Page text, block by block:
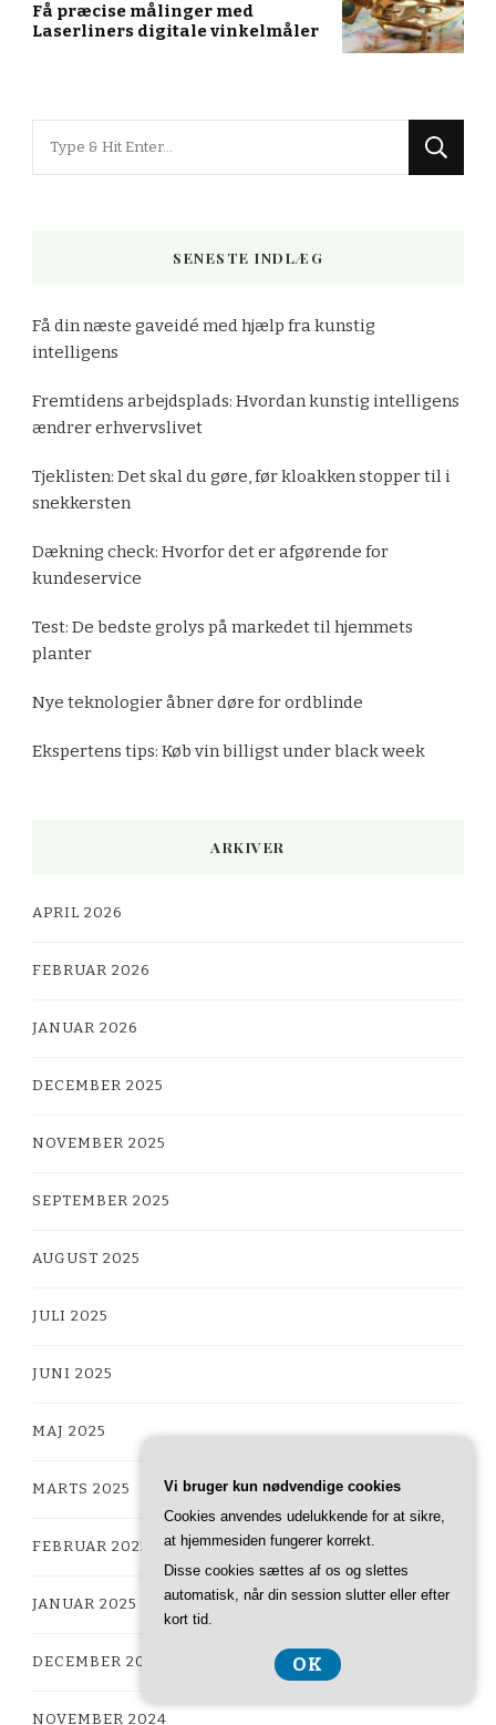
Få præcise målinger med
Laserliners digitale vinkelmåler
SENESTE INDLÆG
Få din næste gaveidé med hjælp fra kunstig
intelligens
Fremtidens arbejdsplads: Hvordan kunstig intelligens
ændrer erhvervslivet
Tjeklisten: Det skal du gøre, før kloakken stopper til i
snekkersten
Dækning check: Hvorfor det er afgørende for
kundeservice
Test: De bedste grolys på markedet til hjemmets
planter
Nye teknologier åbner døre for ordblinde
Ekspertens tips: Køb vin billigst under black week
ARKIVER
APRIL 2026
FEBRUAR 2026
JANUAR 2026
DECEMBER 2025
NOVEMBER 2025
SEPTEMBER 2025
AUGUST 2025
JULI 2025
JUNI 2025
MAJ 2025
MARTS 2025
FEBRUAR 2025
JANUAR 2025
DECEMBER 2024
NOVEMBER 2024
Vi bruger kun nødvendige cookies
Cookies anvendes udelukkende for at sikre,
at hjemmesiden fungerer korrekt.
Disse cookies sættes af os og slettes
automatisk, når din session slutter eller efter
kort tid.
OK